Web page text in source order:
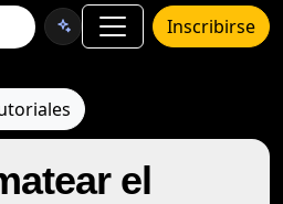
Inscribirse
el